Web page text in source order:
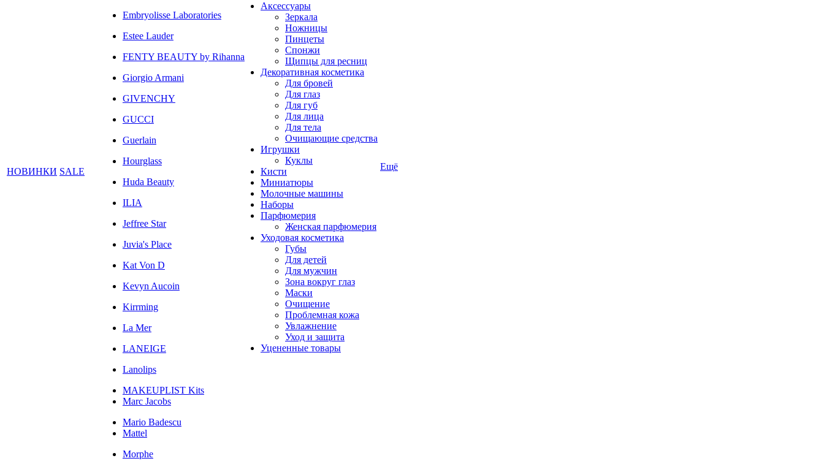
НОВИНКИ SALE
Embryolisse Laboratories
Estee Lauder
FENTY BEAUTY by Rihanna
Giorgio Armani
GIVENCHY
GUCCI
Guerlain
Hourglass
Huda Beauty
ILIA
Jeffree Star
Juvia's Place
Kat Von D
Kevyn Aucoin
Kirrming
La Mer
LANEIGE
Lanolips
MAKEUPLIST Kits
Marc Jacobs
Mario Badescu
Mattel
Morphe
Аксессуары
Зеркала
Ножницы
Пинцеты
Спонжи
Щипцы для ресниц
Декоративная косметика
Для бровей
Для глаз
Для губ
Для лица
Для тела
Очищающие средства
Игрушки
Куклы
Кисти
Миниатюры
Молочные машины
Наборы
Парфюмерия
Женская парфюмерия
Уходовая косметика
Губы
Для детей
Для мужчин
Зона вокруг глаз
Маски
Очищение
Проблемная кожа
Увлажнение
Уход и защита
Уцененные товары
Ещё